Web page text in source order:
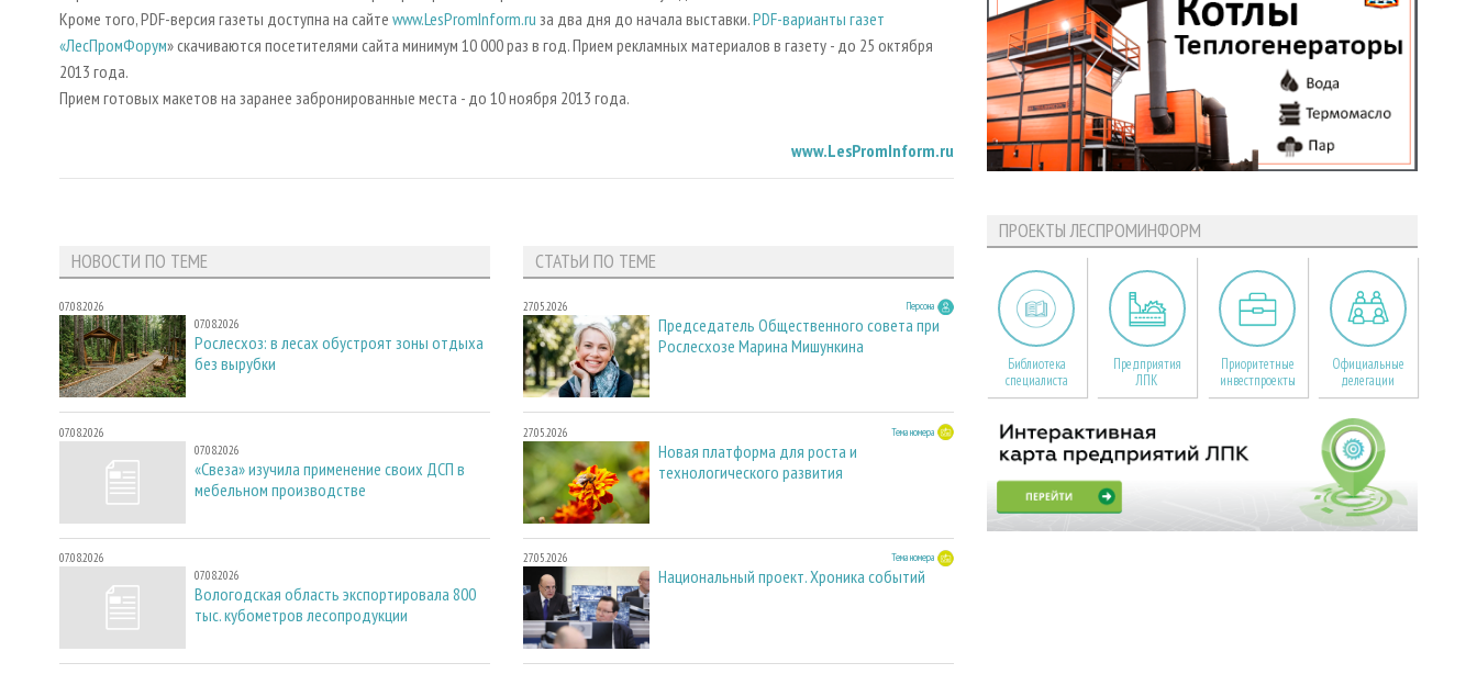
Кроме того, PDF-версия газеты доступна на сайте www.LesPromInform.ru за два дня до начала выставки.PDF-варианты газет
«ЛесПромФорум» скачиваются посетителями сайта минимум 10 000 раз в год. Прием рекламных материалов в газету - до 25 октября
2013 года.
Прием готовых макетов на заранее забронированные места - до 10 ноября 2013 года.
www.LesPromInform.ru
НОВОСТИ ПО ТЕМЕ
07.08.2026
07.08.2026
Рослесхоз: в лесах обустроят зоны отдыха
без вырубки
07.08.2026
07.08.2026
«Свеза» изучила применение своих ДСП в
мебельном производстве
07.08.2026
07.08.2026
Вологодская область экспортировала 800
тыс. кубометров лесопродукции
СТАТЬИ ПО ТЕМЕ
27.05.2026 Персона
Председатель Общественного совета при
Рослесхозе Марина Мишункина
27.05.2026 Тема номера
Новая платформа для роста и
технологического развития
27.05.2026 Тема номера
Национальный проект. Хроника событий
ПРОЕКТЫ ЛЕСПРОМИНФОРМ
Библиотека
специалиста
Предприятия
ЛПК
Приоритетные
инвестпроекты
Официальные
делегации